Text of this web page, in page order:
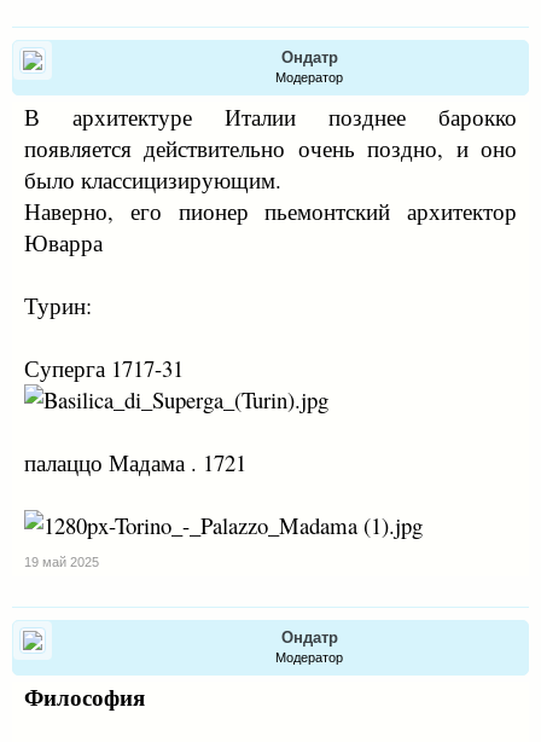
Ондатр
Модератор
В архитектуре Италии позднее барокко
появляется действительно очень поздно, и оно
было классицизирующим.
Наверно, его пионер пьемонтский архитектор
Юварра
Турин:
Суперга 1717-31
палаццо Мадама . 1721
19 май 2025
Ондатр
Модератор
Философия